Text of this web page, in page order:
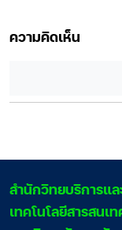
ความคิดเห็น
สํานักวิทยบริการแล
เทคโนโลยีสารสนเ